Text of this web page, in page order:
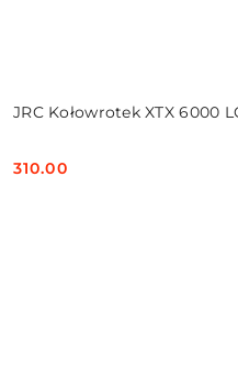
JRC Kołowrotek XTX 6000
Cena:
310.00